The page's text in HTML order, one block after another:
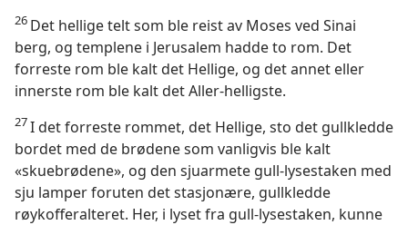
26 Det hellige telt som ble reist av Moses ved Sinai
berg, og templene i Jerusalem hadde to rom. Det
forreste rom ble kalt det Hellige, og det annet eller
innerste rom ble kalt det Aller-helligste.
27I det forreste rommet, det Hellige, sto det gullkledde
bordet med de brødene som vanligvis ble kalt
«skuebrødene», og den sjuarmete gull-lysestaken med
sju lamper foruten det stasjonære, gullkledde
røykofferalteret. Her, i lyset fra gull-lysestaken, kunne